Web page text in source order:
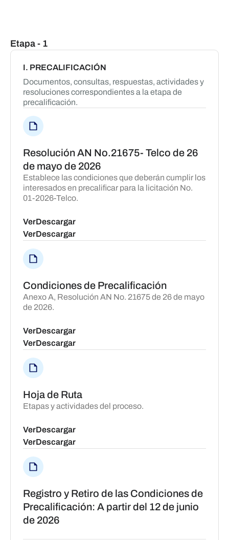
Etapa - 1
I. PRECALIFICACIÓN
Documentos, consultas, respuestas, actividades y
resoluciones correspondientes a la etapa de
precalificación.
Resolución AN No.21675- Telco de 26
de mayo de 2026
Establece las condiciones que deberán cumplir los
interesados en precalificar para la licitación No.
01-2026-Telco.
Ver
Ver
Descargar
Descargar
Condiciones de Precalificación
Anexo A, Resolución AN No. 21675 de 26 de mayo
de 2026.
Ver
Ver
Descargar
Descargar
Hoja de Ruta
Etapas y actividades del proceso.
Ver
Ver
Descargar
Descargar
Registro y Retiro de las Condiciones de
Precalificación: A partir del 12 de junio
de 2026